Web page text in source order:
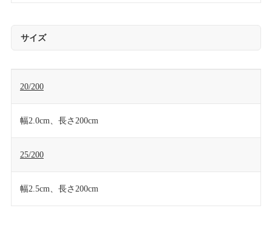
サイズ
20/200
幅2.0cm、長さ200cm
25/200
幅2.5cm、長さ200cm